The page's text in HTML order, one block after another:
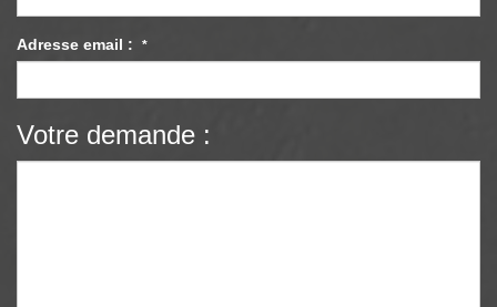
Adresse email : *
Votre demande :